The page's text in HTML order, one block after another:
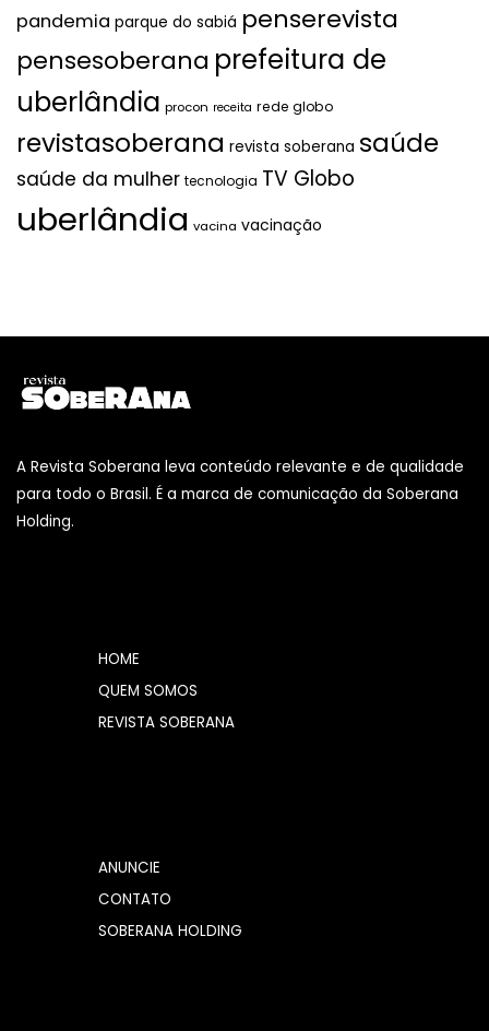
pandemia parque do sabiá penserevista
pensesoberana prefeitura de
uberlândia procon receita rede globo
revistasoberana revista soberana saúde
saúde da mulher tecnologia TV Globo
uberlândia vacina vacinação
A Revista Soberana leva conteúdo relevante e de qualidade
para todo o Brasil. É a marca de comunicação da Soberana
Holding.
HOME
QUEM SOMOS
REVISTA SOBERANA
ANUNCIE
CONTATO
SOBERANA HOLDING